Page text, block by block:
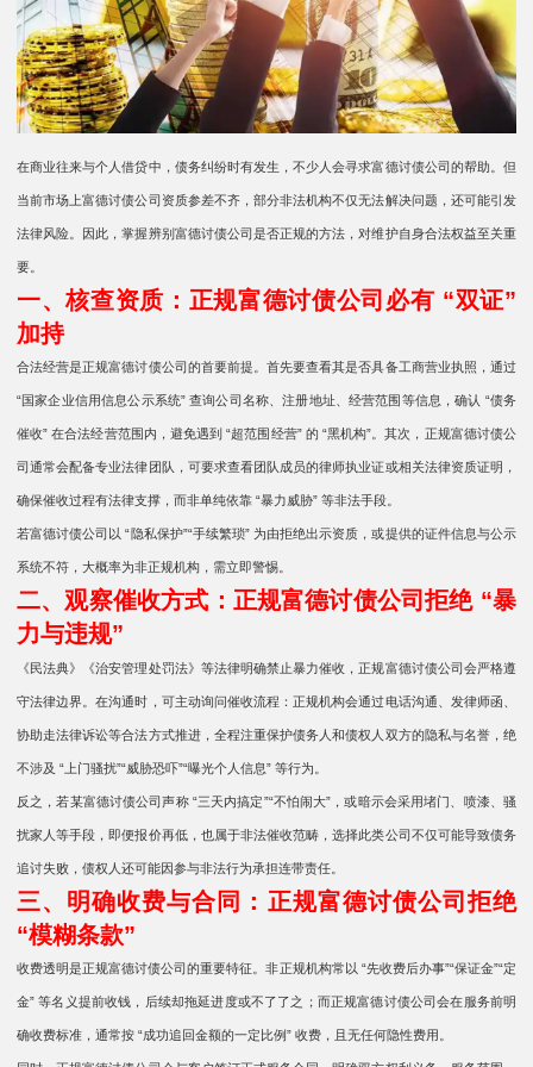
在商业往来与个人借贷中，债务纠纷时有发生，不少人会寻求富德讨债公司的帮助。但
当前市场上富德讨债公司资质参差不齐，部分非法机构不仅无法解决问题，还可能引发
法律风险。因此，掌握辨别富德讨债公司是否正规的方法，对维护自身合法权益至关重
要。
一、核查资质：正规富德讨债公司必有 “双证”
加持
合法经营是正规富德讨债公司的首要前提。首先要查看其是否具备工商营业执照，通过
“国家企业信用信息公示系统” 查询公司名称、注册地址、经营范围等信息，确认 “债务
催收” 在合法经营范围内，避免遇到 “超范围经营” 的 “黑机构”。其次，正规富德讨债公
司通常会配备专业法律团队，可要求查看团队成员的律师执业证或相关法律资质证明，
确保催收过程有法律支撑，而非单纯依靠 “暴力威胁” 等非法手段。
若富德讨债公司以 “隐私保护”“手续繁琐” 为由拒绝出示资质，或提供的证件信息与公示
系统不符，大概率为非正规机构，需立即警惕。
二、观察催收方式：正规富德讨债公司拒绝 “暴
力与违规”
《民法典》《治安管理处罚法》等法律明确禁止暴力催收，正规富德讨债公司会严格遵
守法律边界。在沟通时，可主动询问催收流程：正规机构会通过电话沟通、发律师函、
协助走法律诉讼等合法方式推进，全程注重保护债务人和债权人双方的隐私与名誉，绝
不涉及 “上门骚扰”“威胁恐吓”“曝光个人信息” 等行为。
反之，若某富德讨债公司声称 “三天内搞定”“不怕闹大”，或暗示会采用堵门、喷漆、骚
扰家人等手段，即便报价再低，也属于非法催收范畴，选择此类公司不仅可能导致债务
追讨失败，债权人还可能因参与非法行为承担连带责任。
三、明确收费与合同：正规富德讨债公司拒绝
“模糊条款”
收费透明是正规富德讨债公司的重要特征。非正规机构常以 “先收费后办事”“保证金”“定
金” 等名义提前收钱，后续却拖延进度或不了了之；而正规富德讨债公司会在服务前明
确收费标准，通常按 “成功追回金额的一定比例” 收费，且无任何隐性费用。